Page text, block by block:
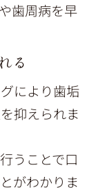
歯周病を早
る
により歯垢
抑えられま
うことで口
がわかりま